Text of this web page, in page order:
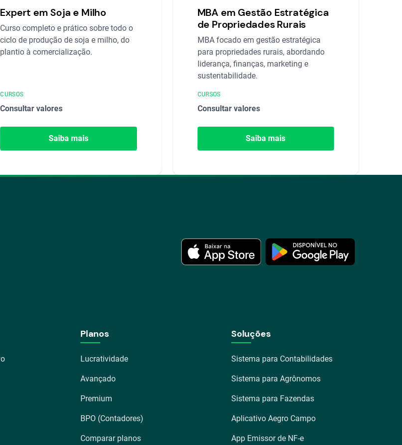
Expert em Soja e Milho
Curso completo e prático sobre todo o
ciclo de produção de soja e milho, do
plantio à comercialização.
CURSOS
Consultar valores
Saiba mais
MBA em Gestão Estratégica
de Propriedades Rurais
MBA focado em gestão estratégica
para propriedades rurais, abordando
liderança, finanças, marketing e
sustentabilidade.
CURSOS
Consultar valores
Saiba mais
Planos
Lucratividade
Avançado
Premium
BPO (Contadores)
Comparar planos
Soluções
Sistema para Contabilidades
Sistema para Agrônomos
Sistema para Fazendas
Aplicativo Aegro Campo
App Emissor de NF-e